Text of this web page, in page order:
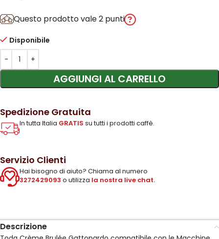
Questo prodotto vale 2 punti
Disponibile
AGGIUNGI AL CARRELLO
Spedizione Gratuita
In tutta Italia GRATIS su tutti i prodotti caffè.
Servizio Clienti
Hai bisogno di aiuto? Chiama al numero
3272429093 o utilizza la nostra live chat.
Descrizione